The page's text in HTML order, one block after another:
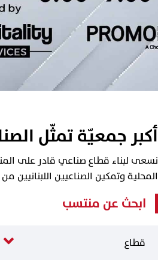
أكبر جمعيّة تمثّل
نسعى لبناء قطاع صناعي قادر على
المحلية وتمكين الصناعيين اللبنانيين
ابحث عن منتسب